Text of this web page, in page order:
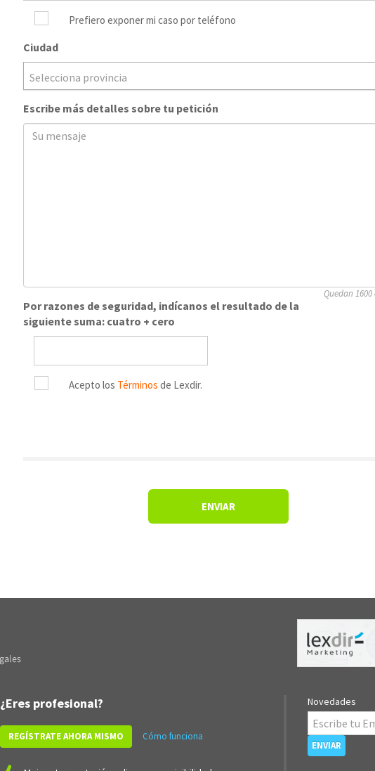
Prefiero exponer mi caso por teléfono
Ciudad
Selecciona provincia
Escribe más detalles sobre tu petición
Quedan
Por razones de seguridad, indícanos el resultado de la
siguiente suma: cuatro + cero
Acepto los Términos de Lexdir.
¿Eres profesional?
REGÍSTRATE AHORA MISMO Cómo funciona
Novedades